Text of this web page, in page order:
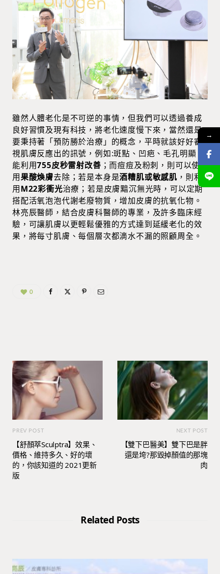
雖然人體老化是不可逆的事情，但我們可以透過養成
良好習慣及現有科技，將老化速度慢下來，當然還是
要秉持著「預防勝於治療」的概念，平時就該好好審
視肌膚反應出的訊號，例如:斑點、凹疤、毛孔明顯，
能利用755皮秒雷射改善 ；而痘痘及粉刺，則可以使
用果酸煥膚去除；若是本身是酒糟肌或敏感肌 ，則利
用M22彩衝光治療；若是皮膚黯沉無光時，可以定期
搭配活氧泡泡代謝老廢物質，增加皮膚的抗氧化物。
林亮辰醫師，結合皮膚科醫師的專業，及許多臨床經
驗，可讓肌膚以更輕鬆優雅的方式達到延緩老化的效
果，將每寸肌膚、每個層次都滴水不漏的照顧周全。
0
PREV POST
【舒顏萃Sculptra】效果、
價格、維持多久、好的壞
的，你該知道的 2021更新
版
NEXT POST
【雙下巴醫美】雙下巴是胖
還是垮?那毀掉顏值的那塊
肉
Related Posts
→